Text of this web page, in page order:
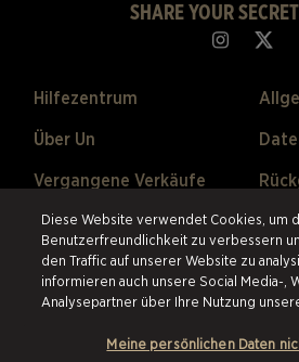
SHARE YOUR
Hilfezentrum
Über Un
Vergangene Verkäufe
Cookie-Einstellungen
©2026 ESW France SAS. Alle Rechte
Eigentum ihrer Besitzer in den USA und
SAS ist der authorisierte Wiederverkäufer
Diese Website verwendet Cookies, um
Benutzerfreundlichkeit zu verbessern
den Traffic auf unserer Website zu
informieren auch unsere Social Media-,
Analysepartner über Ihre Nutzung
Meine persönlichen Daten